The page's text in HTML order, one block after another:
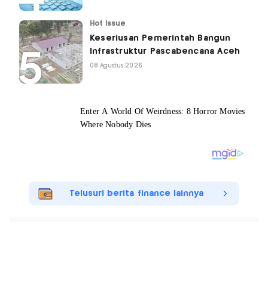
Hot Issue
Keseriusan Pemerintah Bangun
Infrastruktur Pascabencana Aceh
08 Agustus 2026
Telusuri berita finance lainnya